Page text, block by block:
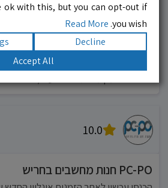
10.0
10.0
PC-PO חנות מחשבים בחריש
ok with this, but you can opt-out if
you wish.
Read More
Decline
Accept All